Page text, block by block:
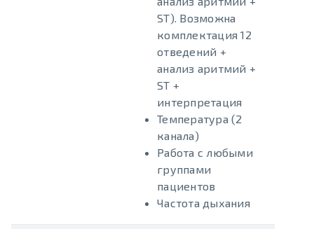
ST). Возможна
комплектация 12
отведений +
анализ аритмий +
ST +
интерпретация
Температура (2
канала)
Работа с любыми
группами
пациентов
Частота дыхания